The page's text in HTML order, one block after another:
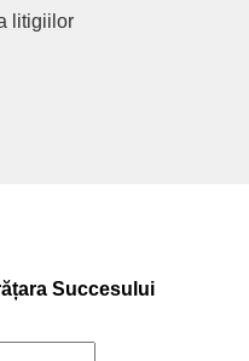
litigiilor
Succesului